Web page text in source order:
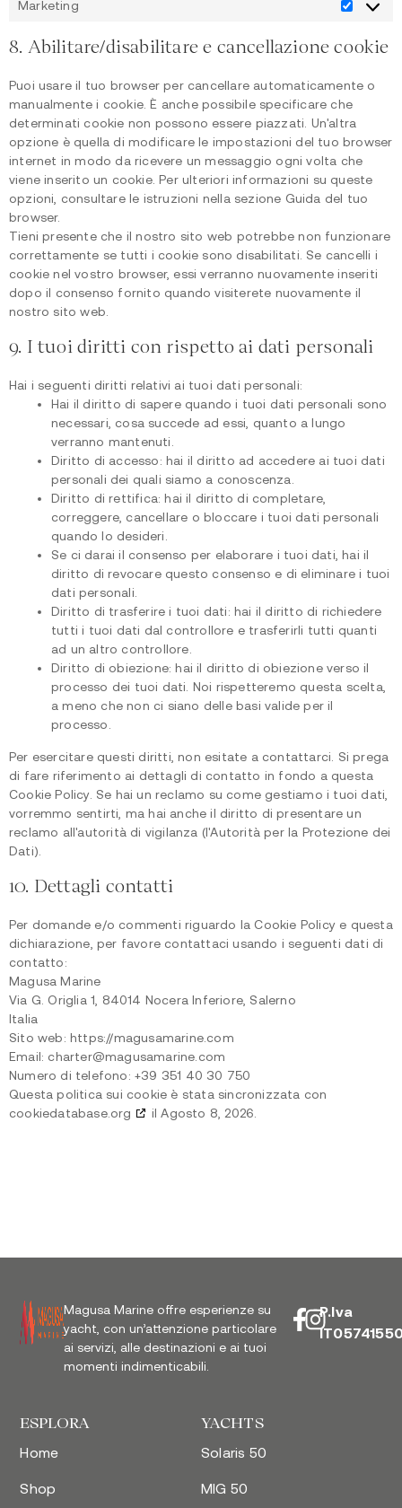
Marketing
8. Abilitare/disabilitare e cancellazione cookie
Puoi usare il tuo browser per cancellare automaticamente o
manualmente i cookie. È anche possibile specificare che
determinati cookie non possono essere piazzati. Un'altra
opzione è quella di modificare le impostazioni del tuo browser
internet in modo da ricevere un messaggio ogni volta che
viene inserito un cookie. Per ulteriori informazioni su queste
opzioni, consultare le istruzioni nella sezione Guida del tuo
browser.
Tieni presente che il nostro sito web potrebbe non funzionare
correttamente se tutti i cookie sono disabilitati. Se cancelli i
cookie nel vostro browser, essi verranno nuovamente inseriti
dopo il consenso fornito quando visiterete nuovamente il
nostro sito web.
9. I tuoi diritti con rispetto ai dati personali
Hai i seguenti diritti relativi ai tuoi dati personali:
Hai il diritto di sapere quando i tuoi dati personali sono
necessari, cosa succede ad essi, quanto a lungo
verranno mantenuti.
Diritto di accesso: hai il diritto ad accedere ai tuoi dati
personali dei quali siamo a conoscenza.
Diritto di rettifica: hai il diritto di completare,
correggere, cancellare o bloccare i tuoi dati personali
quando lo desideri.
Se ci darai il consenso per elaborare i tuoi dati, hai il
diritto di revocare questo consenso e di eliminare i tuoi
dati personali.
Diritto di trasferire i tuoi dati: hai il diritto di richiedere
tutti i tuoi dati dal controllore e trasferirli tutti quanti
ad un altro controllore.
Diritto di obiezione: hai il diritto di obiezione verso il
processo dei tuoi dati. Noi rispetteremo questa scelta,
a meno che non ci siano delle basi valide per il
processo.
Per esercitare questi diritti, non esitate a contattarci. Si prega
di fare riferimento ai dettagli di contatto in fondo a questa
Cookie Policy. Se hai un reclamo su come gestiamo i tuoi dati,
vorremmo sentirti, ma hai anche il diritto di presentare un
reclamo all'autorità di vigilanza (l'Autorità per la Protezione dei
Dati).
10. Dettagli contatti
Per domande e/o commenti riguardo la Cookie Policy e questa
dichiarazione, per favore contattaci usando i seguenti dati di
contatto:
Magusa Marine
Via G. Origlia 1, 84014 Nocera Inferiore, Salerno
Italia
Sito web: https://magusamarine.com
Email: charter@magusamarine.com
Numero di telefono: +39 351 40 30 750
Questa politica sui cookie è stata sincronizzata con
cookiedatabase.org
il Agosto 8, 2026.
Magusa Marine offre esperienze su
yacht, con un’attenzione particolare
ai servizi, alle destinazioni e ai tuoi
momenti indimenticabili.
P.Iva
ESPLORA
Home
Shop
YACHTS
Solaris 50
MIG 50